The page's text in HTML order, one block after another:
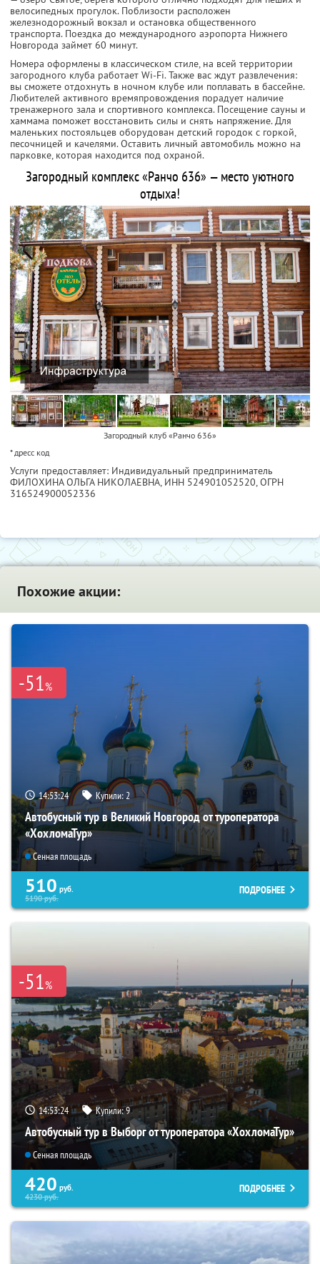
велосипедных прогулок. Поблизости расположен
железнодорожный вокзал и остановка общественного
транспорта. Поездка до международного аэропорта Нижнего
Новгорода займет 60 минут.
Номера оформлены в классическом стиле, на всей территории
загородного клуба работает Wi-Fi. Также вас ждут развлечения:
вы сможете отдохнуть в ночном клубе или поплавать в бассейне.
Любителей активного времяпровождения порадует наличие
тренажерного зала и спортивного комплекса. Посещение сауны и
хаммама поможет восстановить силы и снять напряжение. Для
маленьких постояльцев оборудован детский городок с горкой,
песочницей и качелями. Оставить личный автомобиль можно на
парковке, которая находится под охраной.
Загородный комплекс «Ранчо 636» — место уютного
отдыха!
Загородный клуб «Ранчо 636»
* дресс код
Услуги предоставляет: Индивидуальный предприниматель
ФИЛОХИНА ОЛЬГА НИКОЛАЕВНА, ИНН 524901052520, ОГРН
316524900052336
Похожие акции:
-51%
14:53:22 Купили:2
Автобусный тур в Великий Новгород от туроператора
«ХохломаТур»
Сенная площадь
510 руб.
5190руб.
ПОДРОБНЕЕ
-51%
14:53:22 Купили:9
Автобусный тур в Выборг от туроператора «ХохломаТур»
Сенная площадь
420 руб.
4230руб.
ПОДРОБНЕЕ